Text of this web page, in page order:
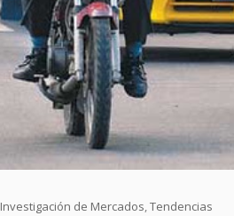
Investigación de Mercados,Tendencias